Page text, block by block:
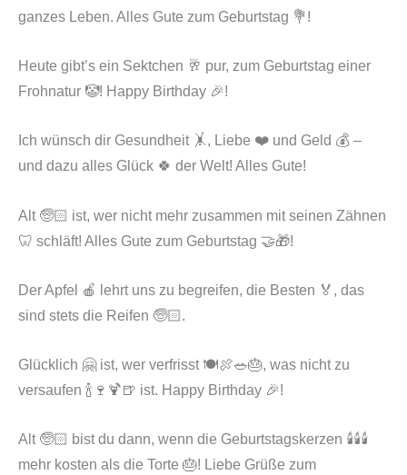
ganzes Leben. Alles Gute zum Geburtstag 💐!
Heute gibt’s ein Sektchen 🥂 pur, zum Geburtstag einer
Frohnatur 🤡! Happy Birthday 🎉!
Ich wünsch dir Gesundheit 🤸, Liebe ❤️ und Geld 💰 –
und dazu alles Glück 🍀 der Welt! Alles Gute!
Alt 🧓🏻 ist, wer nicht mehr zusammen mit seinen Zähnen
🦷 schläft! Alles Gute zum Geburtstag 🤝🎁!
Der Apfel 🍎 lehrt uns zu begreifen, die Besten 🏅, das
sind stets die Reifen 🧓🏻.
Glücklich 🤗 ist, wer verfrisst 🍽️🍖🥗🎂, was nicht zu
versaufen 🍾🍷🍹🍺 ist. Happy Birthday 🎉!
Alt 🧓🏻 bist du dann, wenn die Geburtstagskerzen 🕯️🕯️🕯️
mehr kosten als die Torte 🎂! Liebe Grüße zum